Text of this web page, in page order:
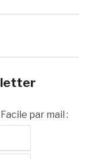
par mail :